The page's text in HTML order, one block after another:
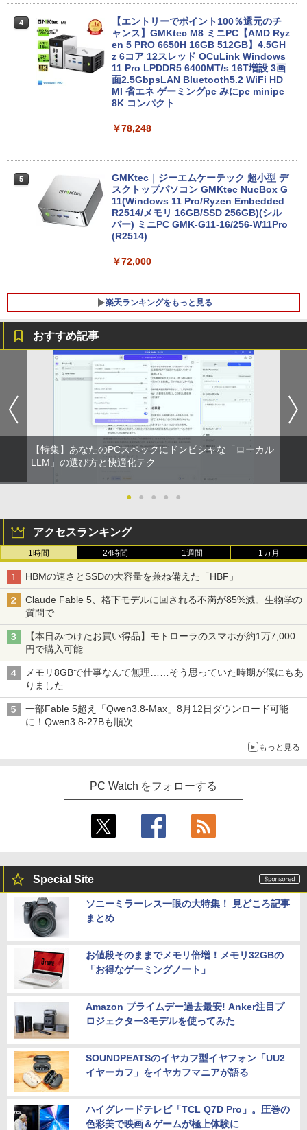
Xiaomi シャオミ REDMI Buds 8 Lite ワイヤ
レスイヤホン Bluetooth 5.4 ノイズキャンセ
リング ANC 36時間再生
￥3,480
￥2,009
メモリ4GB～ 高速SSD1TB 最大 フルHD
Webカメラ zoom 軽量薄型 無線 型番更
新で在庫処分
￥9,980
【中古】 店長セレクト おまかせA4ノー
SSD120GB以上 メモリ4GB Celeron搭
中古パソコン
￥11,800
レビュー投稿 5年保証｜MS Office 2024
ws11 Office付｜スペック Core i5 第7世
｜中古パソコン 中古ノートパソコン 中古
PC オフィス搭載
4
【エントリーでポイント100％還元のチ
ャンス】GMKtec M8 ミニPC【AMD Ryz
en 5 PRO 6650H 16GB 512GB】4.5GH
z 6コア 12スレッド OCuLink Windows
11 Pro LPDDR5 6400MT/s 16T増設 3画
面2.5GbpsLAN Bluetooth5.2 WiFi HD
MI 省エネ ゲーミングpc みにpc minipc
8K コンパクト
￥78,248
5
GMKtec｜ジーエムケーテック 超小型 デ
スクトップパソコン GMKtec NucBox G
11(Windows 11 Pro/Ryzen Embedded
R2514/メモリ 16GB/SSD 256GB)(シル
バー) ミニPC GMK-G11-16/256-W11Pro
(R2514)
￥72,000
楽天ランキングをもっと見る
【マラソンセール期間中ポイント5倍】
【訳あり】 中古モニター 23〜24インチ
DP / HDMI / DVI VGA 端子選択可能 店長
おまかせ ケーブル付き サブモニターにお
すすめ 動作確認済み 30日保証 送料無料
￥4,200
2
□◇〇【目が疲れにくい ブルーライトカ
ット!!】iiyama/イイヤマ フルHD対応21.
スピーカー内蔵 綺麗な鮮明画像 【中古】
送料無料
￥6,500
3
【中古】その他メーカー モバイルモニタ
￥7,235
4
【2025新型】モバイルモニター15.6イン
チ モバイルディスプレイ ポータブルモニ
タ ゲームモニタ ー スイッチ用モニター
ts 非光沢IPSパネル 100%広色域 HDRモ
XVDL
元！】モバイルモニター 15.6 インチ FH
D 1920×1080 1080P Fast IPS パネル 非
光沢 1000:1 高コントラスト 超軽量 600
g スピーカー内蔵 Type-C/HDMI 接続 PS
5/Switch/PC/スマホ対応
星新一ショートショート1001 [ 星 新一 ]
￥49,500
永遠の記憶 [ 東野 圭吾 ]
￥2,310
3
月刊少女野崎くん（18）特装版 セレク
ト小冊子「堀と鹿島編」付き （SEコミッ
クスプレミアム） [ 椿いづみ ]
￥1,650
習参考書 問題集 プリント ドリル 手先 て
さき 遊び「はじめての七田式プリント」
￥8,800
魔女と傭兵（9） 【電子書籍】[ 宮木真人
￥792
おすすめ記事
【特集】あなたのPCスペックにドンピシャな「ローカル
LLM」の選び方と快適化テク
● ● ● ● ●
アクセスランキング
1時間 24時間 1週間 1カ月
HBMの速さとSSDの大容量を兼ね備えた「HBF」
Claude Fable 5、格下モデルに回される不満が85%減。生物学の
質問で
【本日みつけたお買い得品】モトローラのスマホが約1万7,000
円で購入可能
メモリ8GBで仕事なんて無理……そう思っていた時期が僕にもあ
りました
一部Fable 5超え「Qwen3.8-Max」8月12日ダウンロード可能
に！Qwen3.8-27Bも順次
もっと見る
PC Watch をフォローする
Special Site
ソニーミラーレス一眼の大特集！ 見どころ記事
まとめ
お値段そのままでメモリ倍増！メモリ32GBの
「お得なゲーミングノート」
Amazon プライムデー過去最安! Anker注目プ
ロジェクター3モデルを使ってみた
SOUNDPEATSのイヤカフ型イヤフォン「UU2
イヤーカフ」をイヤカフマニアが語る
ハイグレードテレビ「TCL Q7D Pro」。圧巻の
色彩美で映画＆ゲームが極上体験に